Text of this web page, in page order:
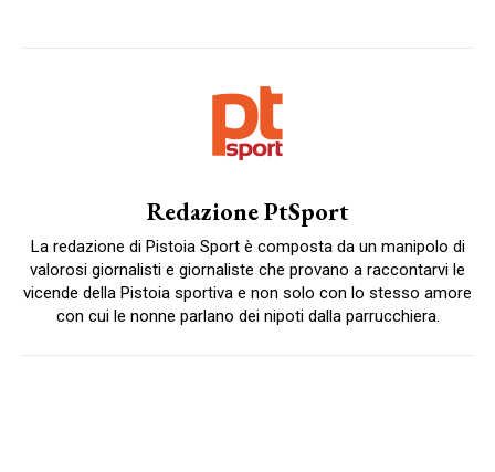
Redazione PtSport
La redazione di Pistoia Sport è composta da un manipolo di
valorosi giornalisti e giornaliste che provano a raccontarvi le
vicende della Pistoia sportiva e non solo con lo stesso amore
con cui le nonne parlano dei nipoti dalla parrucchiera.